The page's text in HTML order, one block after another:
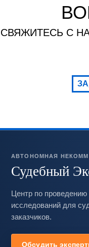
СВЯЖИТЕСЬ С
АВТОНОМНАЯ
Судебный
Центр по
исследований для
заказчиков.
Обсудить